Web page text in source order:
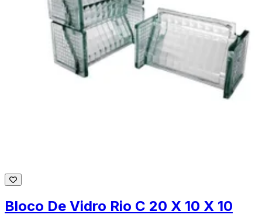
Bloco De Vidro Rio C 20 X 10 X 10